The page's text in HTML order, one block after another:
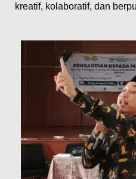
kreatif, kolaboratif, dan